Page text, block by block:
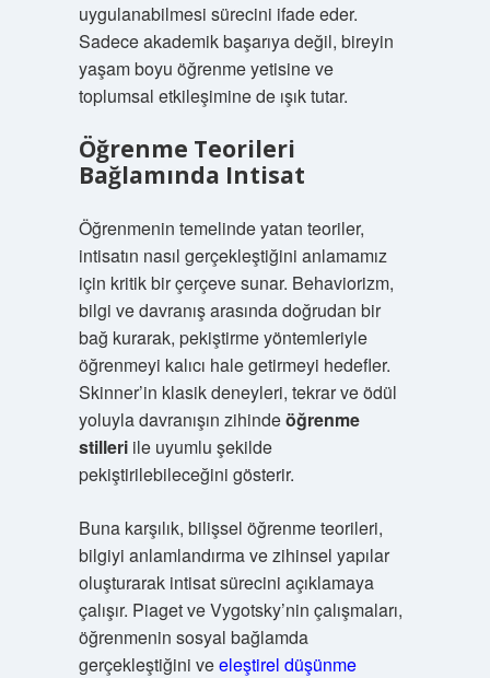
uygulanabilmesi sürecini ifade eder.
Sadece akademik başarıya değil, bireyin
yaşam boyu öğrenme yetisine ve
toplumsal etkileşimine de ışık tutar.
Öğrenme Teorileri
Bağlamında Intisat
Öğrenmenin temelinde yatan teoriler,
intisatın nasıl gerçekleştiğini anlamamız
için kritik bir çerçeve sunar. Behaviorizm,
bilgi ve davranış arasında doğrudan bir
bağ kurarak, pekiştirme yöntemleriyle
öğrenmeyi kalıcı hale getirmeyi hedefler.
Skinner’in klasik deneyleri, tekrar ve ödül
yoluyla davranışın zihindeöğrenme
stilleriile uyumlu şekilde
pekiştirilebileceğini gösterir.
Buna karşılık, bilişsel öğrenme teorileri,
bilgiyi anlamlandırma ve zihinsel yapılar
oluşturarak intisat sürecini açıklamaya
çalışır. Piaget ve Vygotsky’nin çalışmaları,
öğrenmenin sosyal bağlamda
gerçekleştiğini veeleştirel düşünme